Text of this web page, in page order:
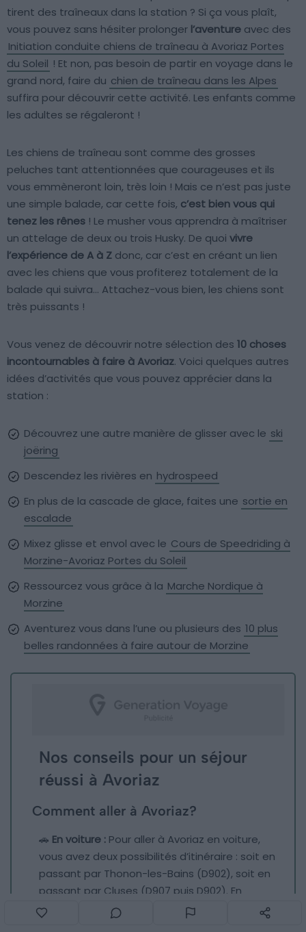
tirent des traîneaux dans la station ? Si ça vous plaît,
vous pouvez sans hésiter prolonger l’aventure avec des
Initiation conduite chiens de traîneau à Avoriaz Portes
du Soleil ! Et non, pas besoin de partir en voyage dans le
grand nord, faire du chien de traîneau dans les Alpes
suffira pour découvrir cette activité. Les enfants comme
les adultes se régaleront !
Les chiens de traîneau sont comme des grosses
peluches tant attentionnées que courageuses et ils
vous emmèneront loin, très loin ! Mais ce n’est pas juste
une simple balade, car cette fois, c’est bien vous qui
tenez les rênes ! Le musher vous apprendra à maîtriser
un attelage de deux ou trois Husky. De quoi vivre
l’expérience de A à Z donc, car c’est en créant un lien
avec les chiens que vous profiterez totalement de la
balade qui suivra… Attachez-vous bien, les chiens sont
très puissants !
Vous venez de découvrir notre sélection des 10 choses
incontournables à faire à Avoriaz. Voici quelques autres
idées d’activités que vous pouvez apprécier dans la
station :
Découvrez une autre manière de glisser avec le ski
joëring
Descendez les rivières en hydrospeed
En plus de la cascade de glace, faites une sortie en
escalade
Mixez glisse et envol avec le Cours de Speedriding à
Morzine-Avoriaz Portes du Soleil
Ressourcez vous grâce à la Marche Nordique à
Morzine
Aventurez vous dans l’une ou plusieurs des 10 plus
belles randonnées à faire autour de Morzine
Nos conseils pour un séjour
réussi à Avoriaz
Comment aller à Avoriaz?
🚗 En voiture : Pour aller à Avoriaz en voiture,
vous avez deux possibilités d’itinéraire : soit en
passant par Thonon-les-Bains (D902), soit en
passant par Cluses (D907 puis D902). En
arrivant, puisque la station d’Avoriaz est